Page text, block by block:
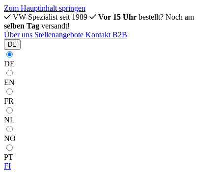
Zum Hauptinhalt springen
VW-Spezialist seit 1989
Vor 15 Uhr bestellt? Noch am
selben Tag versandt!
Über uns Stellenangebote Kontakt B2B
DE
DE
EN
FR
NL
NO
PT
FI